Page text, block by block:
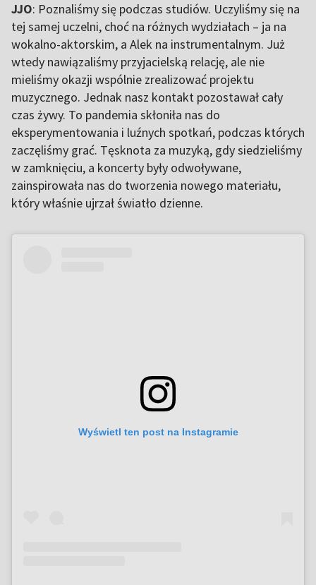
JJO: Poznaliśmy się podczas studiów. Uczyliśmy się na
tej samej uczelni, choć na różnych wydziałach – ja na
wokalno-aktorskim, a Alek na instrumentalnym. Już
wtedy nawiązaliśmy przyjacielską relację, ale nie
mieliśmy okazji wspólnie zrealizować projektu
muzycznego. Jednak nasz kontakt pozostawał cały
czas żywy. To pandemia skłoniła nas do
eksperymentowania i luźnych spotkań, podczas których
zaczęliśmy grać. Tęsknota za muzyką, gdy siedzieliśmy
w zamknięciu, a koncerty były odwoływane,
zainspirowała nas do tworzenia nowego materiału,
który właśnie ujrzał światło dzienne.
Wyświetl ten post na Instagramie